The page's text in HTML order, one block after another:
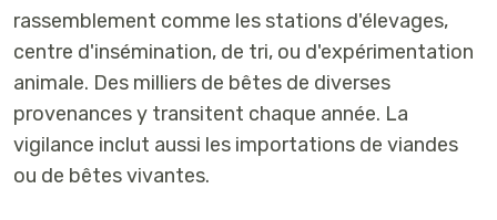
rassemblement comme les stations d'élevages,
centre d'insémination, de tri, ou d'expérimentation
animale. Des milliers de bêtes de diverses
provenances y transitent chaque année. La
vigilance inclut aussi les importations de viandes
ou de bêtes vivantes.